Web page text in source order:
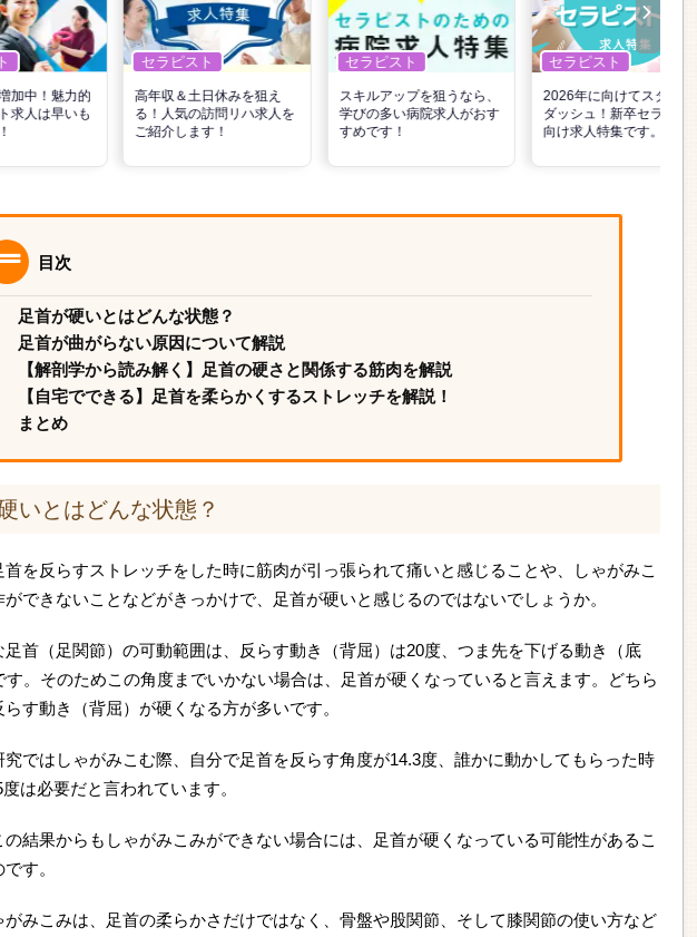
加中！魅力的
求人は早いも
セラピスト
高年収＆土日休みを狙え
る！人気の訪問リハ求人を
ご紹介します！
セラピスト
スキルアップを狙うなら、
学びの多い病院求人がおす
すめです！
セラピスト
2026年に向けてスタート
ダッシュ！新卒セラピスト
向け求人特集です。
目次
足首が硬いとはどんな状態？
足首が曲がらない原因について解説
【解剖学から読み解く】足首の硬さと関係する筋肉を解説
【自宅でできる】足首を柔らかくするストレッチを解説！
まとめ
いとはどんな状態？
首を反らすストレッチをした時に筋肉が引っ張られて痛いと感じることや、しゃがみこ
できないことなどがきっかけで、足首が硬いと感じるのではないでしょうか。
足首（足関節）の可動範囲は、反らす動き（背屈）は20度、つま先を下げる動き（底
す。そのためこの角度までいかない場合は、足首が硬くなっていると言えます。どちら
す動き（背屈）が硬くなる方が多いです。
究ではしゃがみこむ際、自分で足首を反らす角度が14.3度、誰かに動かしてもらった時
は必要だと言われています。
の結果からもしゃがみこみができない場合には、足首が硬くなっている可能性があるこ
す。
がみこみは、足首の柔らかさだけではなく、骨盤や股関節、そして膝関節の使い方など